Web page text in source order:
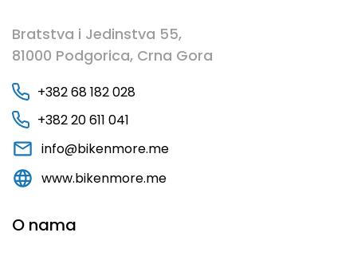
Bratstva i Jedinstva 55,
81000 Podgorica, Crna Gora
+382 68 182 028
+382 20 611 041
info@bikenmore.me
www.bikenmore.me
O nama